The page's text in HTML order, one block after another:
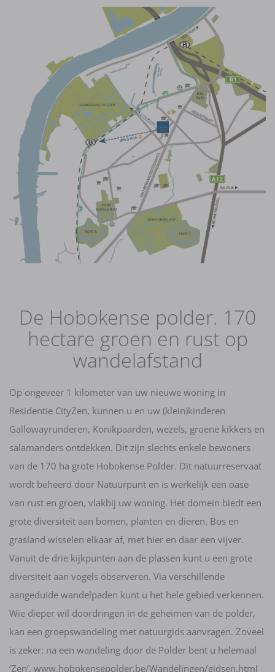
De Hobokense polder. 170
hectare groen en rust op
wandelafstand
Op ongeveer 1 kilometer van uw nieuwe woning in
Residentie CityZen, kunnen u en uw (klein)kinderen
Gallowayrunderen, Konikpaarden, wezels, groene kikkers en
salamanders ontdekken. Dit zijn slechts enkele bewoners
van de 170 ha grote Hobokense Polder. Dit natuurreservaat
wordt beheerd door Natuurpunt en is werkelijk een oase
van rust en groen, vlakbij uw woning. Het domein biedt een
grote diversiteit aan bomen, planten en dieren. Bos en
grasland wisselen elkaar af, met hier en daar een vijver.
Vanuit de drie kijkpunten aan de plassen kunt u een grote
diversiteit aan vogels observeren. Via verschillende
aangeduide wandelpaden kunt u het hele gebied verkennen.
Wie dieper wil doordringen in de geheimen van de polder,
kan een groepswandeling met natuurgids aanvragen. Zoveel
is zeker: na een wandeling door de Polder bent u helemaal
‘Zen’. www.hobokensepolder.be/Wandelingen/gidsen.html